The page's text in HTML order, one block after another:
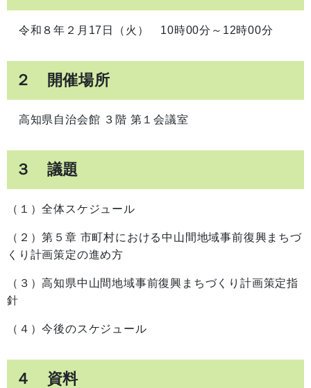
令和８年２月17日（火） 10時00分～12時00分
２ 開催場所
高知県自治会館 ３階 第１会議室
３ 議題
（１）全体スケジュール
（２）第５章 市町村における中山間地域事前復興まちづ
くり計画策定の進め方
（３）高知県中山間地域事前復興まちづくり計画策定指
針
（４）今後のスケジュール
４ 資料